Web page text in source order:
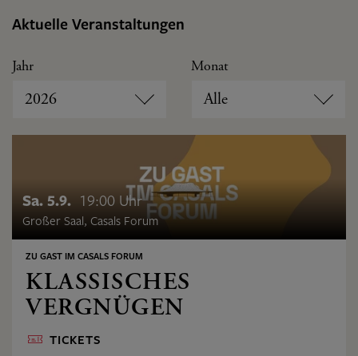
Aktuelle Veranstaltungen
Jahr
2026
Monat
Alle
Sa. 5.9. 19:00 Uhr
Großer Saal, Casals Forum
ZU GAST IM CASALS FORUM
KLASSISCHES
VERGNÜGEN
TICKETS